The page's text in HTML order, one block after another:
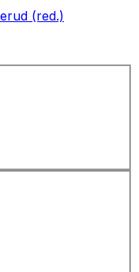
(red.)